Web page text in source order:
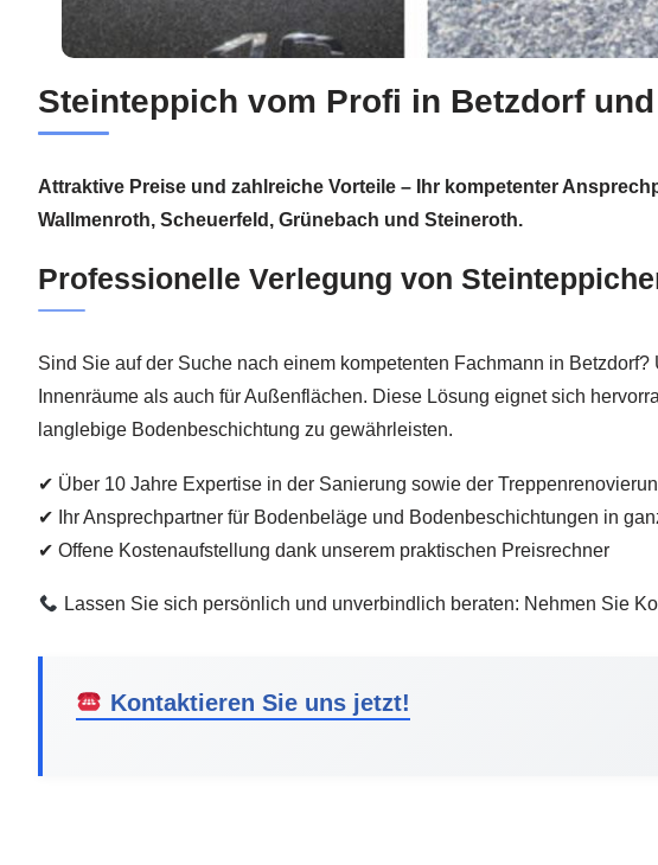
Steinteppich vom Profi in Betzdorf
Attraktive Preise und zahlreiche Vorteile – Ihr kompetenter
Wallmenroth, Scheuerfeld, Grünebach und Steineroth.
Professionelle Verlegung von
Sind Sie auf der Suche nach einem kompetenten Fachmann in
Innenräume als auch für Außenflächen. Diese Lösung eignet sich
langlebige Bodenbeschichtung zu gewährleisten.
✔ Über 10 Jahre Expertise in der Sanierung sowie der
✔ Ihr Ansprechpartner für Bodenbeläge und Bodenbeschichtungen in
✔ Offene Kostenaufstellung dank unserem praktischen Preisrechner
Lassen Sie sich persönlich und unverbindlich beraten: Nehmen Sie
Kontaktieren Sie uns jetzt!